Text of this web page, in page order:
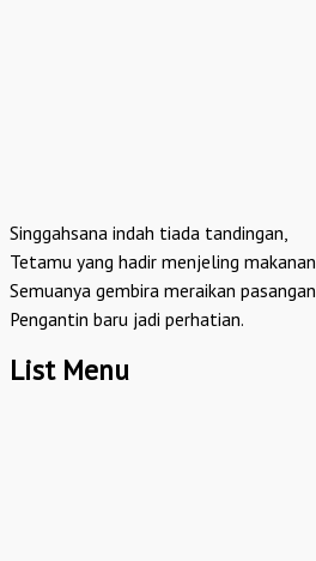
Singgahsana indah tiada tandingan,
Tetamu yang hadir menjeling makanan,
Semuanya gembira meraikan pasangan,
Pengantin baru jadi perhatian.
List Menu